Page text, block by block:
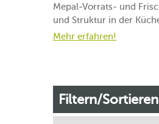
Mepal-Vorrats- und
und Struktur in der
Mehr erfahren!
Filtern/Sortieren